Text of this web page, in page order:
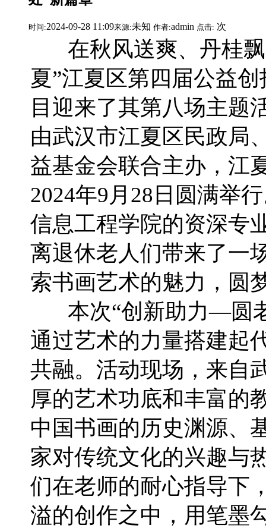
时间:2024-09-28 11:09来源:未知 作者:admin 点击: 次
在秋风送爽、丹桂飘
夏”江夏区第四届公益
目迎来了其第八场主
由武汉市江夏区民政局
益基金会联合主办，江
2024年9月28日圆满举
信息工程学院的资深专
离退休老人们带来了一
索书画艺术的魅力，圆
本次“创新助力—圆老
通过艺术的力量搭建起
共融。活动现场，来自
厚的艺术功底和丰富的
中国书画的历史渊源、
家对传统文化的兴趣与
们在老师的耐心指导下
溢的创作之中，用笔墨